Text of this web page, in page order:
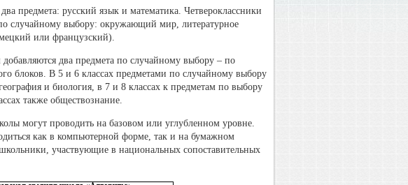
предмета: русский язык и математика. Четвероклассники
случайному выбору: окружающий мир, литературное
или французский).
два предмета по случайному выбору – по
блоков. В 5 и 6 классах предметами по случайному выбору
и биология, в 7 и 8 классах к предметам по выбору
также обществознание.
могут проводить на базовом или углубленном уровне.
как в компьютерной форме, так и на бумажном
участвующие в национальных сопоставительных